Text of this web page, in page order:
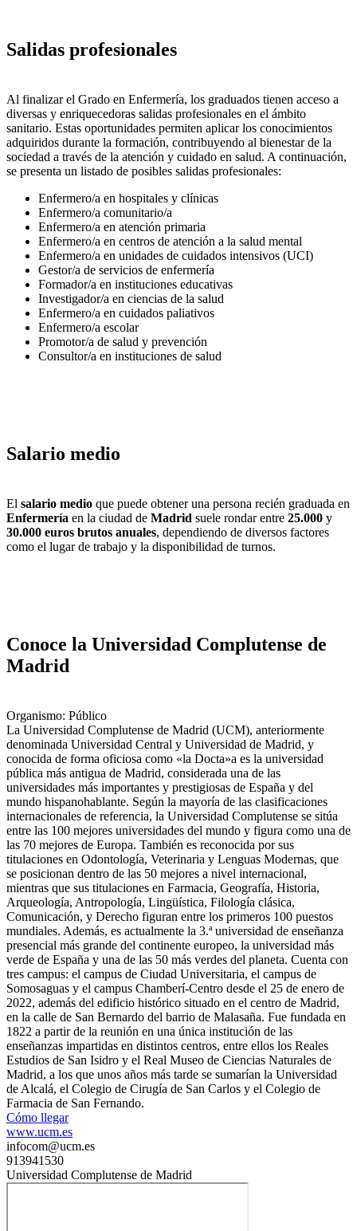
Salidas profesionales
Al finalizar el Grado en Enfermería, los graduados tienen acceso a
diversas y enriquecedoras salidas profesionales en el ámbito
sanitario. Estas oportunidades permiten aplicar los conocimientos
adquiridos durante la formación, contribuyendo al bienestar de la
sociedad a través de la atención y cuidado en salud. A continuación,
se presenta un listado de posibles salidas profesionales:
Enfermero/a en hospitales y clínicas
Enfermero/a comunitario/a
Enfermero/a en atención primaria
Enfermero/a en centros de atención a la salud mental
Enfermero/a en unidades de cuidados intensivos (UCI)
Gestor/a de servicios de enfermería
Formador/a en instituciones educativas
Investigador/a en ciencias de la salud
Enfermero/a en cuidados paliativos
Enfermero/a escolar
Promotor/a de salud y prevención
Consultor/a en instituciones de salud
Salario medio
El salario medio que puede obtener una persona recién graduada en
Enfermería en la ciudad de Madrid suele rondar entre 25.000 y
30.000 euros brutos anuales, dependiendo de diversos factores
como el lugar de trabajo y la disponibilidad de turnos.
Conoce la Universidad Complutense de
Madrid
Organismo: Público
La Universidad Complutense de Madrid (UCM), anteriormente
denominada Universidad Central y Universidad de Madrid, y
conocida de forma oficiosa como «la Docta»a​ es la universidad
pública más antigua de Madrid, considerada una de las
universidades más importantes y prestigiosas de España y del
mundo hispanohablante. Según la mayoría de las clasificaciones
internacionales de referencia, la Universidad Complutense se sitúa
entre las 100 mejores universidades del mundo y figura como una de
las 70 mejores de Europa. También es reconocida por sus
titulaciones en Odontología, Veterinaria y Lenguas Modernas, que
se posicionan dentro de las 50 mejores a nivel internacional,
mientras que sus titulaciones en Farmacia, Geografía, Historia,
Arqueología, Antropología, Lingüística, Filología clásica,
Comunicación, y Derecho figuran entre los primeros 100 puestos
mundiales.​ Además, es actualmente la 3.ª universidad de enseñanza
presencial más grande del continente europeo, la universidad más
verde de España y una de las 50 más verdes del planeta. Cuenta con
tres campus: el campus de Ciudad Universitaria, el campus de
Somosaguas y el campus Chamberí-Centro desde el 25 de enero de
2022​, además del edificio histórico situado en el centro de Madrid,
en la calle de San Bernardo del barrio de Malasaña. Fue fundada en
1822 a partir de la reunión en una única institución de las
enseñanzas impartidas en distintos centros, entre ellos los Reales
Estudios de San Isidro y el Real Museo de Ciencias Naturales de
Madrid, a los que unos años más tarde se sumarían la Universidad
de Alcalá, el Colegio de Cirugía de San Carlos y el Colegio de
Farmacia de San Fernando.
Cómo llegar
www.ucm.es
infocom@ucm.es
913941530
Universidad Complutense de Madrid